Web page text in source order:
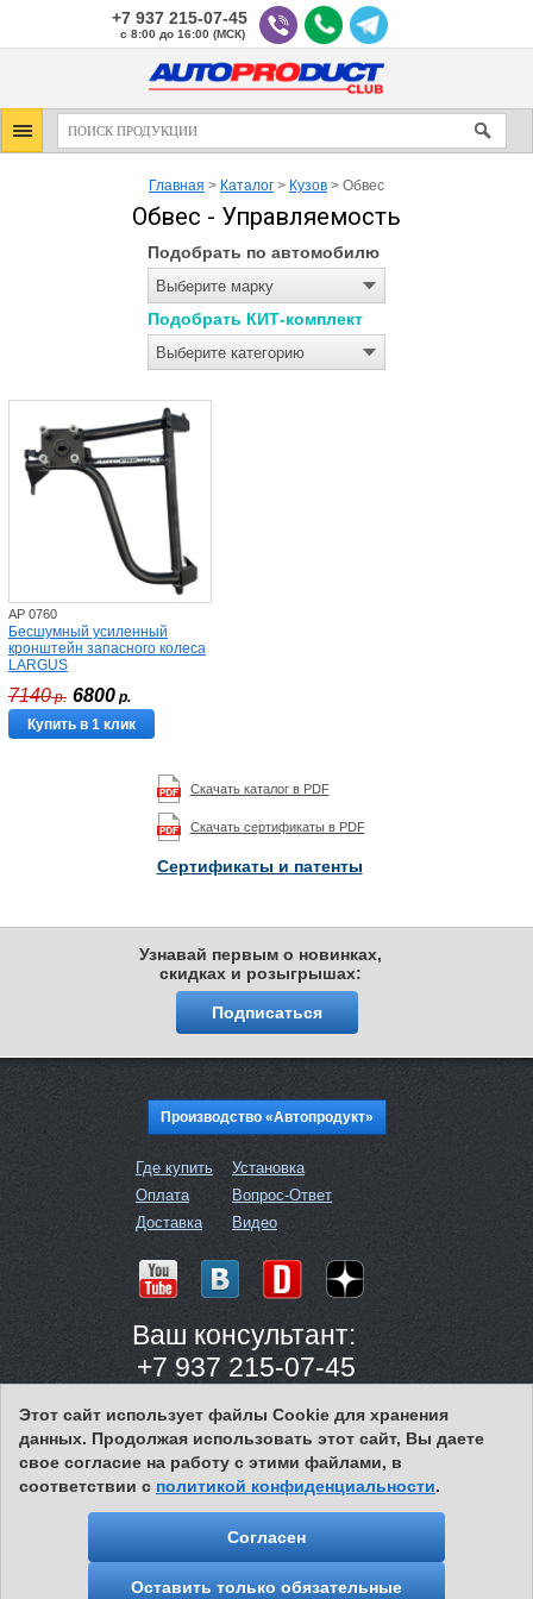
+7 937 215-07-45
с 8:00 до 16:00 (МСК)
Главная > Каталог > Кузов > Обвес
Обвес - Управляемость
Подобрать по автомобилю
Выберите марку
Подобрать КИТ-комплект
Выберите категорию
AP 0760
Бесшумный усиленный
кронштейн запасного колеса
LARGUS
7140р. 6800 р.
Купить в 1 клик
Скачать каталог в PDF
Скачать сертификаты в PDF
Сертификаты и патенты
Узнавай первым о новинках,
скидках и розыгрышах:
Подписаться
Производство «Автопродукт»
Где купить
Оплата
Доставка
Установка
Вопрос-Ответ
Видео
Ваш консультант:
+7 937 215-07-45
Этот сайт использует файлы Cookie для хранения
данных. Продолжая использовать этот сайт, Вы даете
свое согласие на работу с этими файлами, в
соответствии с политикой конфиденциальности.
Согласен
Оставить только обязательные